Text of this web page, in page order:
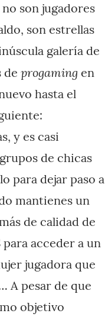
son jugadores
son estrellas
galería de
de progaming en
hasta el
y es casi
de chicas
para dejar paso a
mantienes un
de calidad de
acceder a un
jugadora que
A pesar de que
objetivo